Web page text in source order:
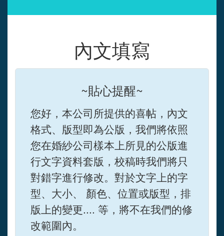
內文填寫
~貼心提醒~
您好，本公司所提供的喜帖，內文
格式、版型即為公版，我們將依照
您在婚紗公司樣本上所見的公版進
行文字資料套版，校稿時我們將只
對錯字進行修改。對於文字上的字
型、大小、 顏色、位置或版型，排
版上的變更.... 等，將不在我們的修
改範圍內。